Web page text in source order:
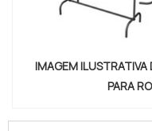
IMAGEM ILUSTRATIVA
PARA